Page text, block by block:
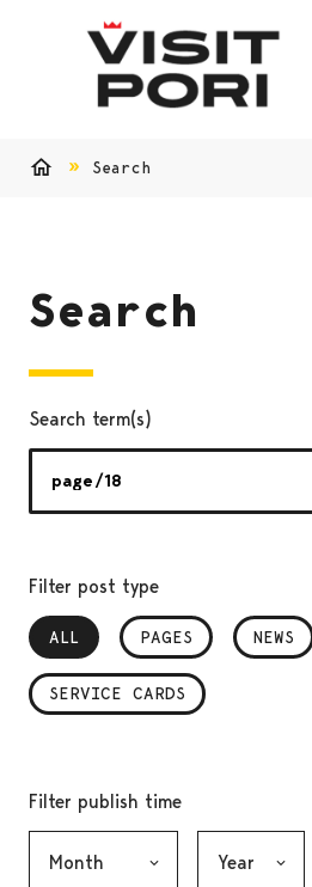
Search
Search
Search term(s)
Filter post type
ALL
, SELECTEDPAGES NEWS
SERVICE CARDS
Filter publish time